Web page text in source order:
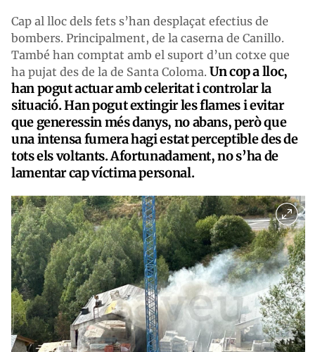
Cap al lloc dels fets s’han desplaçat efectius de
bombers. Principalment, de la caserna de Canillo.
També han comptat amb el suport d’un cotxe que
ha pujat des de la de Santa Coloma. Un cop a lloc,
han pogut actuar amb celeritat i controlar la
situació. Han pogut extingir les flames i evitar
que generessin més danys, no abans, però que
una intensa fumera hagi estat perceptible des de
tots els voltants. Afortunadament, no s’ha de
lamentar cap víctima personal.